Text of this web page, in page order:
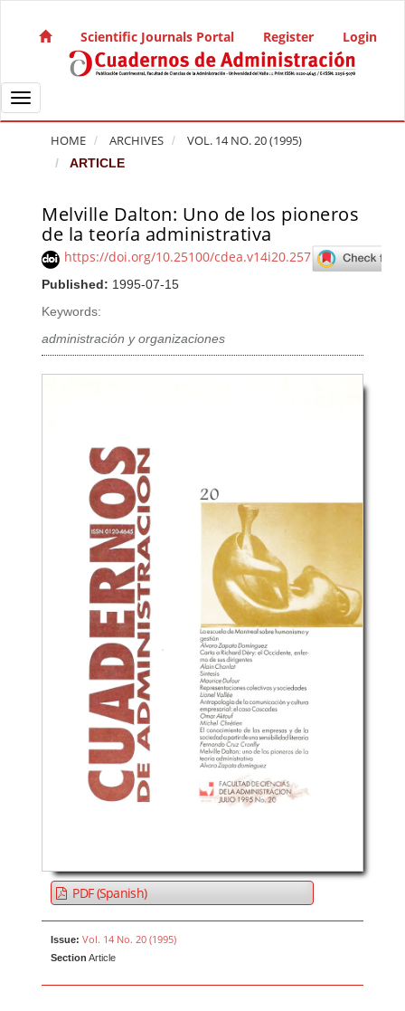
Main Navigation
Main Content
Sidebar
Scientific Journals Portal Register Login
Toggle navigation
HOME ARCHIVES VOL. 14 NO. 20 (1995)
ARTICLE
Melville Dalton: Uno de los pioneros
de la teoría administrativa
https://doi.org/10.25100/cdea.v14i20.257
Published: 1995-07-15
Keywords:
administración y organizaciones
Article Sidebar
PDF (Spanish)
Issue: Vol. 14 No. 20 (1995)
Section Article